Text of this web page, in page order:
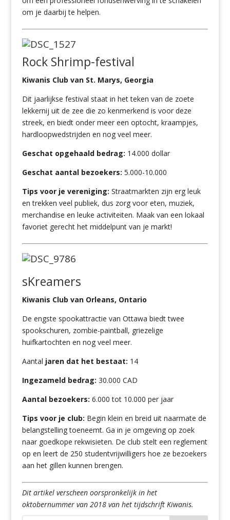
om je daarbij te helpen.
Rock Shrimp-festival
Kiwanis Club van St. Marys, Georgia
Dit jaarlijkse festival staat in het teken van de zoete
lekkernij uit de zee die zo kenmerkend is voor deze
streek, en biedt onder meer een optocht, kraampjes,
hardloopwedstrijden en nog veel meer.
Geschat opgehaald bedrag: 14.000 dollar
Geschat aantal bezoekers: 5.000-10.000
Tips voor je vereniging: Straatmarkten zijn erg leuk
en trekken veel publiek, dus zorg voor eten, muziek,
merchandise en leuke activiteiten. Maak van een lokaal
favoriet gerecht het middelpunt van je markt!
sKreamers
Kiwanis Club van Orleans, Ontario
De engste spookattractie van Ottawa biedt twee
spookschuren, zombie-paintball, griezelige
huifkartochten en nog veel meer.
Aantal jaren dat het bestaat: 14
Ingezameld bedrag: 30.000 CAD
Aantal bezoekers: 6.000 tot 10.000 per jaar
Tips voor je club: Begin klein en breid uit naarmate de
belangstelling toeneemt. Ga in je omgeving op zoek
naar goedkope rekwisieten. De club stelt een reglement
op en leert de 250 studentvrijwilligers hoe ze bezoekers
aan het gillen kunnen brengen.
Dit artikel verscheen oorspronkelijk in het
oktobernummer van 2018 van het tijdschrift Kiwanis.